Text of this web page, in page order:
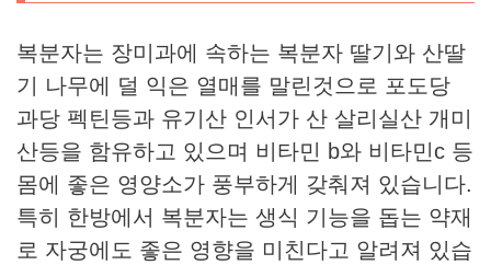
복분자는 장미과에 속하는 복분자 딸기와 산딸
기 나무에 덜 익은 열매를 말린것으로 포도당
과당 펙틴등과 유기산 인서가 산 살리실산 개미
산등을 함유하고 있으며 비타민 b와 비타민c 등
몸에 좋은 영양소가 풍부하게 갖춰져 있습니다.
특히 한방에서 복분자는 생식 기능을 돕는 약재
로 자궁에도 좋은 영향을 미친다고 알려져 있습